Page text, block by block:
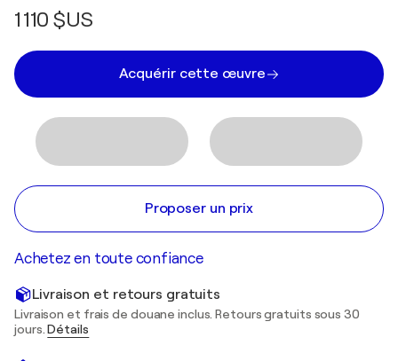
1 110 $US
Acquérir cette œuvre
Proposer un prix
Achetez en toute confiance
Livraison et retours gratuits
Livraison et frais de douane inclus. Retours gratuits sous 30
jours.Détails